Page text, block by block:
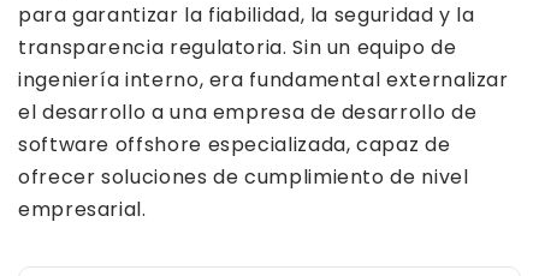
para garantizar la fiabilidad, la seguridad y la
transparencia regulatoria. Sin un equipo de
ingeniería interno, era fundamental externalizar
el desarrollo a una empresa de desarrollo de
software offshore especializada, capaz de
ofrecer soluciones de cumplimiento de nivel
empresarial.